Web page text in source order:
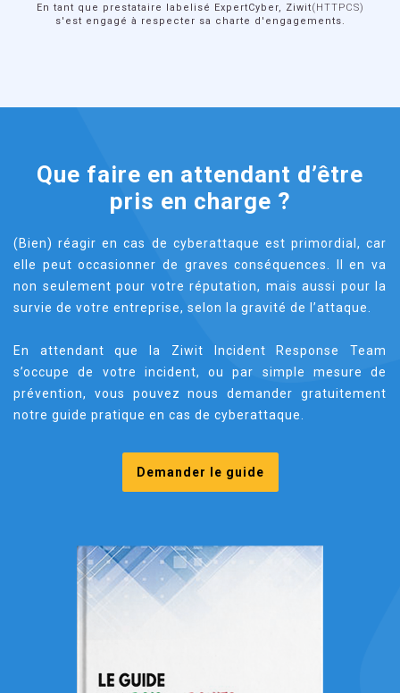
En tant que prestataire labelisé ExpertCyber, Ziwit(HTTPCS)
s'est engagé à respecter sa charte d'engagements.
Que faire en attendant d’être
pris en charge ?
(Bien) réagir en cas de cyberattaque est primordial, car
elle peut occasionner de graves conséquences. Il en va
non seulement pour votre réputation, mais aussi pour la
survie de votre entreprise, selon la gravité de l’attaque.
En attendant que la Ziwit Incident Response Team
s’occupe de votre incident, ou par simple mesure de
prévention, vous pouvez nous demander gratuitement
notre guide pratique en cas de cyberattaque.
Demander le guide